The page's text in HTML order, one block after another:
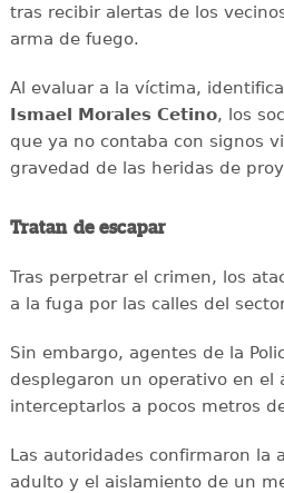
tras recibir alertas de los
arma de fuego.
Al evaluar a la víctima,
Ismael Morales Cetino, los
que ya no contaba con signos
gravedad de las heridas de
Tratan de escapar
Tras perpetrar el crimen, los
a la fuga por las calles del
Sin embargo, agentes de la
desplegaron un operativo en el
interceptarlos a pocos metros
Las autoridades confirmaron la
adulto y el aislamiento de un